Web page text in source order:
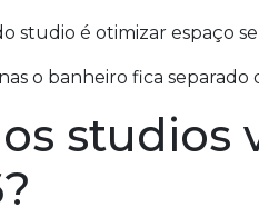
studio é otimizar espaço
o banheiro fica separado
studios